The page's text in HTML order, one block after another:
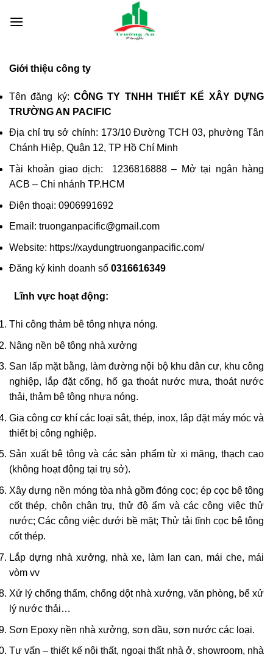
Giới thiệu công ty
Tên đăng ký: CÔNG TY TNHH THIẾT KẾ XÂY DỰNG
TRƯỜNG AN PACIFIC
Địa chỉ trụ sở chính: 173/10 Đường TCH 03, phường Tân
Chánh Hiệp, Quận 12, TP Hồ Chí Minh
Tài khoản giao dịch: 1236816888 – Mở tại ngân hàng
ACB – Chi nhánh TP.HCM
Điện thoại: 0906991692
Email: truonganpacific@gmail.com
Website: https://xaydungtruonganpacific.com/
Đăng ký kinh doanh số 0316616349
Lĩnh vực hoạt động:
Thi công thảm bê tông nhựa nóng.
Nâng nền bê tông nhà xưởng
San lấp mặt bằng, làm đường nội bộ khu dân cư, khu công
nghiệp, lắp đặt cống, hố ga thoát nước mưa, thoát nước
thải, thảm bê tông nhựa nóng.
Gia công cơ khí các loại sắt, thép, inox, lắp đặt máy móc và
thiết bị công nghiệp.
Sản xuất bê tông và các sản phẩm từ xi măng, thạch cao
(không hoạt động tại trụ sở).
Xây dựng nền móng tòa nhà gồm đóng cọc; ép cọc bê tông
cốt thép, chôn chân trụ, thử độ ẩm và các công việc thử
nước; Các công việc dưới bề mặt; Thử tải tĩnh cọc bê tông
cốt thép.
Lắp dựng nhà xưởng, nhà xe, làm lan can, mái che, mái
vòm vv
Xử lý chống thấm, chống dột nhà xưởng, văn phòng, bể xử
lý nước thải…
Sơn Epoxy nền nhà xưởng, sơn dầu, sơn nước các loại.
Tư vấn – thiết kế nội thất, ngoại thất nhà ở, showroom, nhà